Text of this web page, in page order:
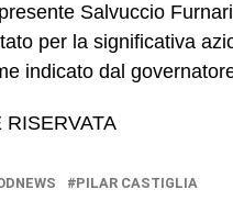
Salvuccio
per la significativa
indicato dal
PILAR CASTIGLIA